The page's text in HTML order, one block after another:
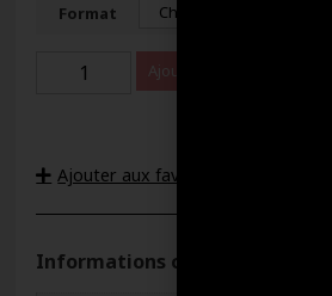
Format
Ajouter au panier
Ajouter aux favoris
Informations complémentaires